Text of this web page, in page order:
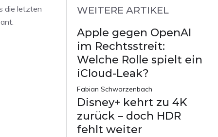
die letzten
WEITERE ARTIKEL
Apple gegen OpenAI
im Rechtsstreit:
Welche Rolle spielt ein
iCloud-Leak?
Fabian Schwarzenbach
Disney+ kehrt zu 4K
zurück – doch HDR
fehlt weiter